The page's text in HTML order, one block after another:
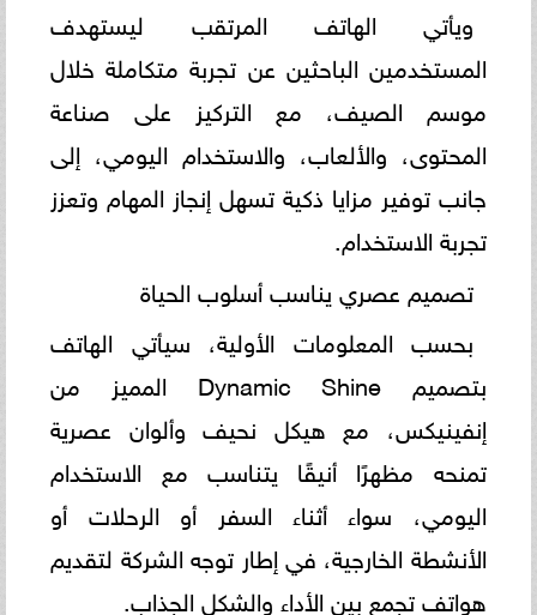
ويأتي الهاتف المرتقب ليستهدف
المستخدمين الباحثين عن تجربة متكاملة خلال
موسم الصيف، مع التركيز على صناعة
المحتوى، والألعاب، والاستخدام اليومي، إلى
جانب توفير مزايا ذكية تسهل إنجاز المهام وتعزز
تجربة الاستخدام.
تصميم عصري يناسب أسلوب الحياة
بحسب المعلومات الأولية، سيأتي الهاتف
بتصميم Dynamic Shine المميز من
إنفينيكس، مع هيكل نحيف وألوان عصرية
تمنحه مظهرًا أنيقًا يتناسب مع الاستخدام
اليومي، سواء أثناء السفر أو الرحلات أو
الأنشطة الخارجية، في إطار توجه الشركة لتقديم
هواتف تجمع بين الأداء والشكل الجذاب.